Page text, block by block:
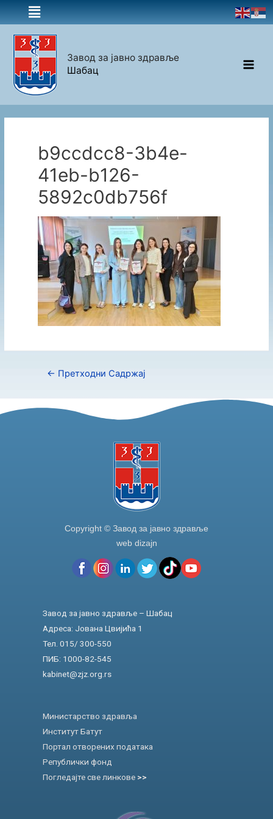
Завод за јавно здравље
Шабац
b9ccdcc8-3b4e-
41eb-b126-
5892c0db756f
← Претходни Садржај
Copyright © Завод за јавно здравље
web dizajn
Завод за јавно здравље – Шабац
Адреса: Јована Цвијића 1
Тел. 015/ 300-550
ПИБ: 1000-82-545
kabinet@zjz.org.rs
Министарство здравља
Институт Батут
Портал отворених података
Републички фонд
Погледајте све линкове >>